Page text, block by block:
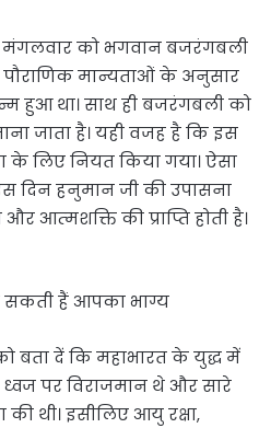
मंगलवार को भगवान बजरंगबली
पौराणिक मान्यताओं के अनुसार
हुआ था। साथ ही बजरंगबली को
जाता है। यही वजह है कि इस
के लिए नियत किया गया। ऐसा
दिन हनुमान जी की उपासना
आत्‍मशक्ति की प्राप्ति होती है।
हैं आपका भाग्य
बता दें कि महाभारत के युद्ध में
पर विराजमान थे और सारे
की थी। इसीलिए आयु रक्षा,